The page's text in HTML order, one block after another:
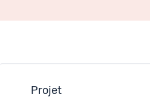
Projet